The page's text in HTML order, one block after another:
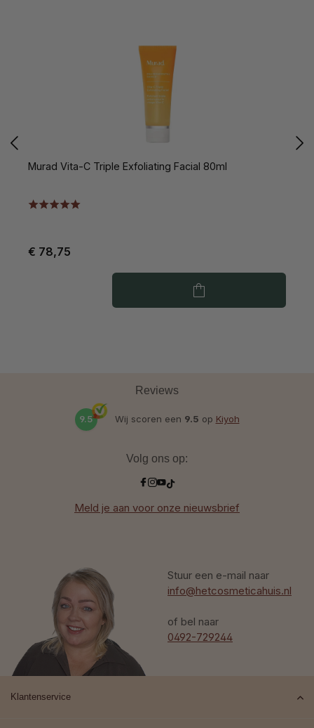
Murad Vita-C Triple Exfoliating Facial 80ml
€ 78,75
Stuur een e-mail naar
info@hetcosmeticahuis.nl
of bel naar
0492-729244
Reviews
9.5 Wij scoren een 9.5 op Kiyoh
Volg ons op:
Meld je aan voor onze nieuwsbrief
Klantenservice